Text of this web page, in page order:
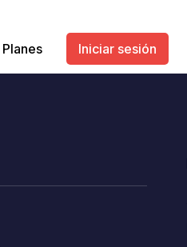
Planes Iniciar sesión